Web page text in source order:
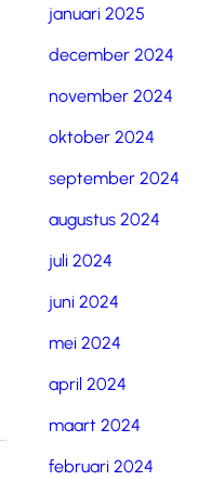
januari 2025
december 2024
november 2024
oktober 2024
september 2024
augustus 2024
juli 2024
juni 2024
mei 2024
april 2024
maart 2024
februari 2024